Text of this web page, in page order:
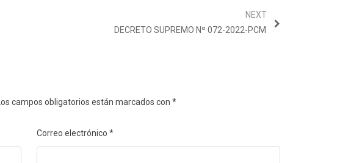
NEXT
DECRETO SUPREMO Nº 072-2022-PCM
Los campos obligatorios están marcados con *
Correo electrónico*